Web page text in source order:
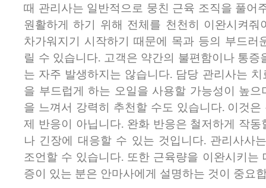
때 관리사는 일반적으로 뭉친 근육 조직을 풀어
원활하게 하기 위해 전체를 천천히 이완시켜줘
차가워지기 시작하기 때문에 목과 등의 부드러
릴 수 있습니다. 고객은 약간의 불편함이나 통증
는 자주 발생하지는 않습니다. 담당 관리사는
을 부드럽게 하는 오일을 사용할 가능성이 높
을 느껴서 강력히 추천할 수도 있습니다. 이것
제 반응이 아닙니다. 완화 반응은 철저하게 작
나 긴장에 대응할 수 있는 것입니다. 관리사사
조언할 수 있습니다. 또한 근육량을 이완시키는
증이 있는 분은 안마사에게 설명하는 것이 중요